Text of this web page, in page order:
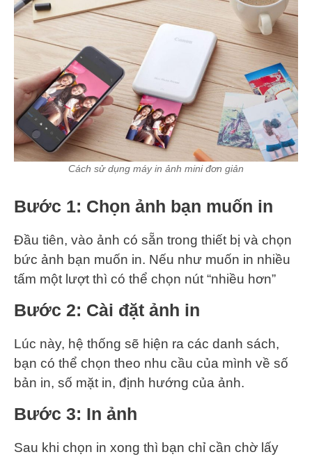
Cách sử dụng máy in ảnh mini đơn giản
Bước 1: Chọn ảnh bạn muốn in
Đầu tiên, vào ảnh có sẵn trong thiết bị và chọn
bức ảnh bạn muốn in. Nếu như muốn in nhiều
tấm một lượt thì có thể chọn nút “nhiều hơn”
Bước 2: Cài đặt ảnh in
Lúc này, hệ thống sẽ hiện ra các danh sách,
bạn có thể chọn theo nhu cầu của mình về số
bản in, số mặt in, định hướng của ảnh.
Bước 3: In ảnh
Sau khi chọn in xong thì bạn chỉ cần chờ lấy